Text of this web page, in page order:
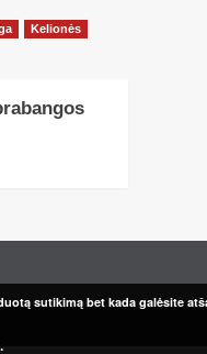
Kelionės
sutikimą bet kada galėsite